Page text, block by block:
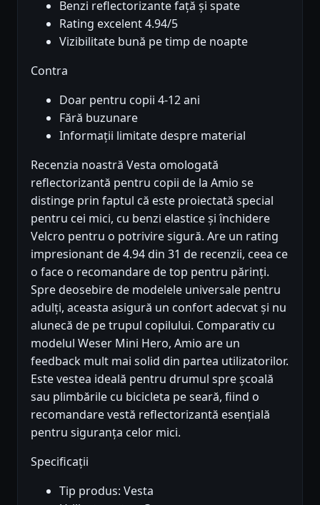
Benzi reflectorizante față și spate
Rating excelent 4.94/5
Vizibilitate bună pe timp de noapte
Contra
Doar pentru copii 4-12 ani
Fără buzunare
Informații limitate despre material
Recenzia noastră Vesta omologată
reflectorizantă pentru copii de la Amio se
distinge prin faptul că este proiectată special
pentru cei mici, cu benzi elastice și închidere
Velcro pentru o potrivire sigură. Are un rating
impresionant de 4.94 din 31 de recenzii, ceea ce
o face o recomandare de top pentru părinți.
Spre deosebire de modelele universale pentru
adulți, aceasta asigură un confort adecvat și nu
alunecă de pe trupul copilului. Comparativ cu
modelul Weser Mini Hero, Amio are un
feedback mult mai solid din partea utilizatorilor.
Este vestea ideală pentru drumul spre școală
sau plimbările cu bicicleta pe seară, fiind o
recomandare vestă reflectorizantă esențială
pentru siguranța celor mici.
Specificații
Tip produs: Vesta